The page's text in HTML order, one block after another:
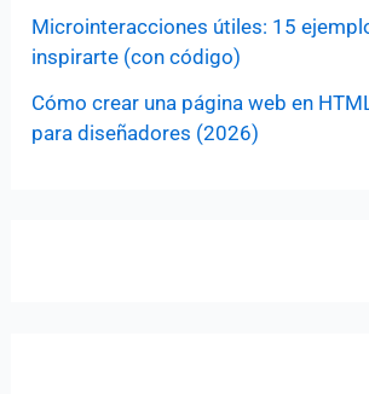
Microinteracciones útiles: 15
inspirarte (con código)
Cómo crear una página web en
para diseñadores (2026)